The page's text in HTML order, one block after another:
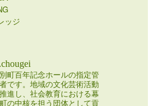
ッジ
町百年記念ホールの指定管
です。地域の文化芸術活動
進し、社会教育における幕
の中核を担う団体として貢